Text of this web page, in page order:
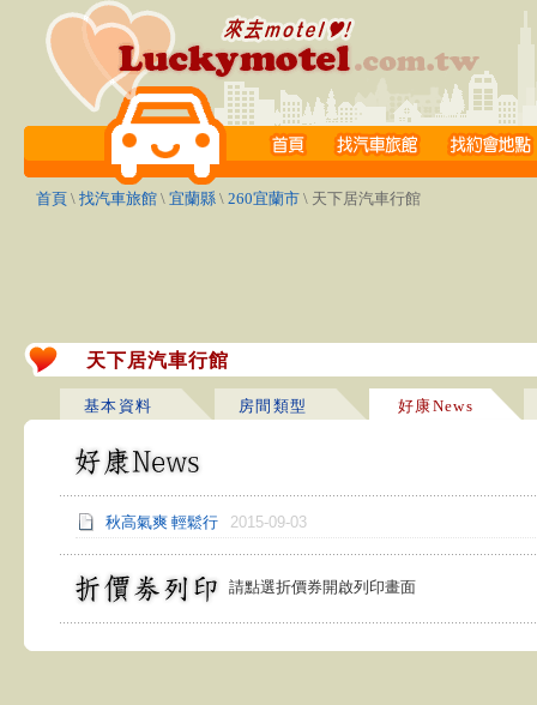
首頁 \ 找汽車旅館 \ 宜蘭縣 \ 260宜蘭市 \ 天下居汽車行館
天下居汽車行館
基本資料 房間類型 好康News
秋高氣爽 輕鬆行 2015-09-03
請點選折價券開啟列印畫面